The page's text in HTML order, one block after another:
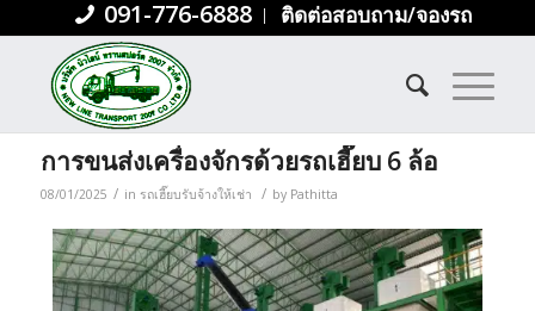
091-776-6888 ติดต่อสอบถาม/จองรถ
Archive for category: รถเฮี๊ยบรับจ้างให้เช่า
You are here: Home
การขนส่งเครื่องจักรด้วยรถเฮี๊ยบ 6 ล้อ
08/01/2025 / in รถเฮี๊ยบรับจ้างให้เช่า / by Pathitta